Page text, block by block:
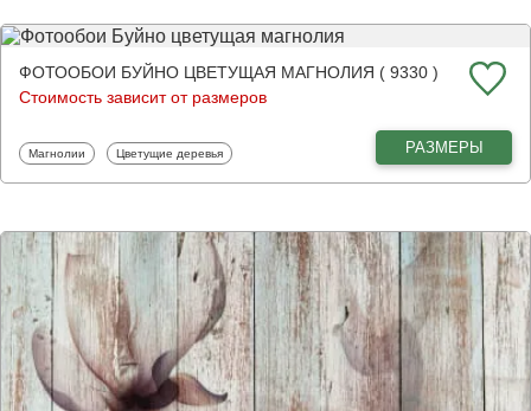
ФОТООБОИ БУЙНО ЦВЕТУЩАЯ МАГНОЛИЯ ( 9330 )
Стоимость зависит от размеров
Фотообои
Магнолии Фотообои
Цветущие деревья РАЗМЕРЫ